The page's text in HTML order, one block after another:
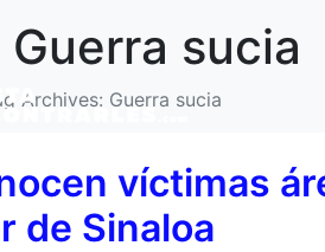
Guerra sucia
Archives: Guerra sucia
víctimas
de Sinaloa